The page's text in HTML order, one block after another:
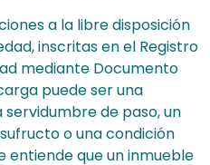
a la libre disposición
inscritas en el Registro
mediante Documento
puede ser una
servidumbre de paso, un
o una condición
entiende que un inmueble